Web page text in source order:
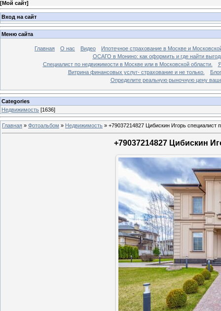
[Мой сайт]
Вход на сайт
Меню сайта
Главная О нас Видео
Ипотечное страхование в Москве и
ОСАГО в Монино: как оформить и где найти
Специалист по недвижимости в Москве или в Московской области.
Витрина финансовых услуг- страхование и не только.
Блог
Определите реальную рыночную цену
Categories
Недвижимость [1636]
Главная » Фотоальбом » Недвижимость » +79037214827 Цибискин Игорь специалист
+79037214827 Цибискин